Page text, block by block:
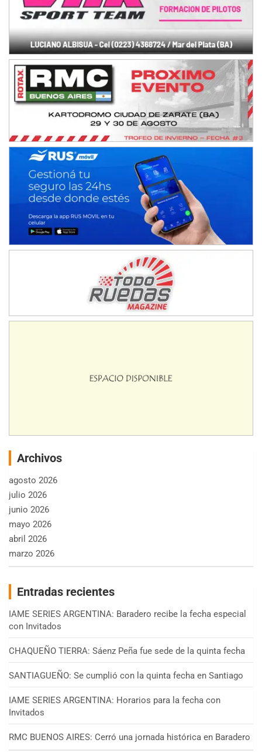
Archivos
agosto 2026
julio 2026
junio 2026
mayo 2026
abril 2026
marzo 2026
Entradas recientes
IAME SERIES ARGENTINA: Baradero recibe la fecha especial
con Invitados
CHAQUEÑO TIERRA: Sáenz Peña fue sede de la quinta fecha
SANTIAGUEÑO: Se cumplió con la quinta fecha en Santiago
IAME SERIES ARGENTINA: Horarios para la fecha con
Invitados
RMC BUENOS AIRES: Cerró una jornada histórica en Baradero